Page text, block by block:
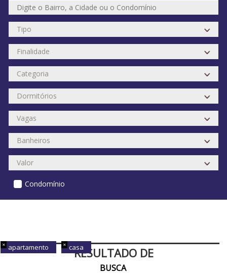
Condomínio
apartamento casa
RESULTADO DE
BUSCA